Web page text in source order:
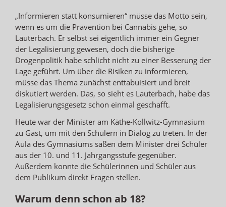
„Informieren statt konsumieren“ müsse das Motto sein,
wenn es um die Prävention bei Cannabis gehe, so
Lauterbach. Er selbst sei eigentlich immer ein Gegner
der Legalisierung gewesen, doch die bisherige
Drogenpolitik habe schlicht nicht zu einer Besserung der
Lage geführt. Um über die Risiken zu informieren,
müsse das Thema zunächst enttabuisiert und breit
diskutiert werden. Das, so sieht es Lauterbach, habe das
Legalisierungsgesetz schon einmal geschafft.
Heute war der Minister am Käthe-Kollwitz-Gymnasium
zu Gast, um mit den Schülern in Dialog zu treten. In der
Aula des Gymnasiums saßen dem Minister drei Schüler
aus der 10. und 11. Jahrgangsstufe gegenüber.
Außerdem konnte die Schülerinnen und Schüler aus
dem Publikum direkt Fragen stellen.
Warum denn schon ab 18?